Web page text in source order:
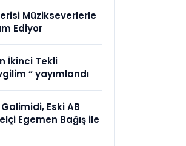
Müzikseverlerle
Ediyor
İkinci Tekli
“ yayımlandı
Eski AB
Egemen Bağış ile